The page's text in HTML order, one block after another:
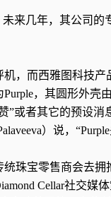
来几年，其公司
，而西雅图科技
，其圆形外壳
或者其它的预设消
）说，
珠宝零售商会去拥
Cellar社交媒